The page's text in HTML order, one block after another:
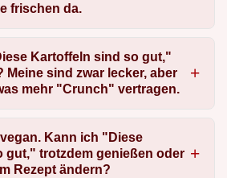
frischen da.
Kartoffeln sind so gut,"
sind zwar lecker, aber
mehr "Crunch" vertragen.
Kann ich "Diese
gut," trotzdem genießen oder
Rezept ändern?